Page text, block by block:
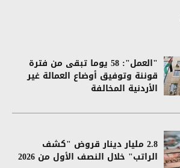
"العمل": 58 يوما تبقى من فترة
قوننة وتوفيق أوضاع العمالة غير
الأردنية المخالفة
2.8 مليار دينار قروض "كشف
الراتب" خلال النصف الأول من 2026